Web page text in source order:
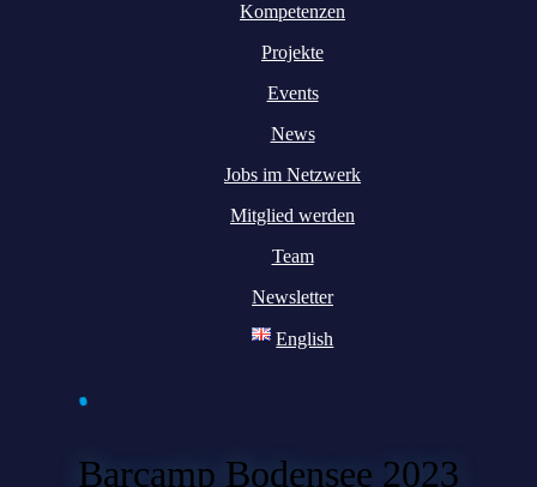
Kompetenzen
Projekte
Events
News
Jobs im Netzwerk
Mitglied werden
Team
Newsletter
English
Barcamp Bodensee 2023